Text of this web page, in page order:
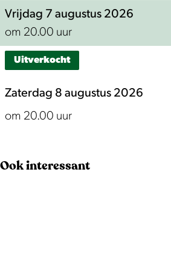
n
m
a
n
S
i
t
J
n
i
Vrijdag 7 augustus 2026
om 20.00 uur
Uitverkocht
Zaterdag 8 augustus 2026
om 20.00 uur
Ook interessant